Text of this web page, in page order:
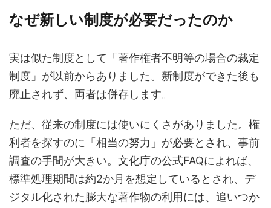
なぜ新しい制度が必要だったのか
実は似た制度として「著作権者不明等の場合の裁定
制度」が以前からありました。新制度ができた後も
廃止されず、両者は併存します。
ただ、従来の制度には使いにくさがありました。権
利者を探すのに「相当の努力」が必要とされ、事前
調査の手間が大きい。文化庁の公式FAQによれば、
標準処理期間は約2か月を想定しているとされ、デ
ジタル化された膨大な著作物の利用には、追いつか